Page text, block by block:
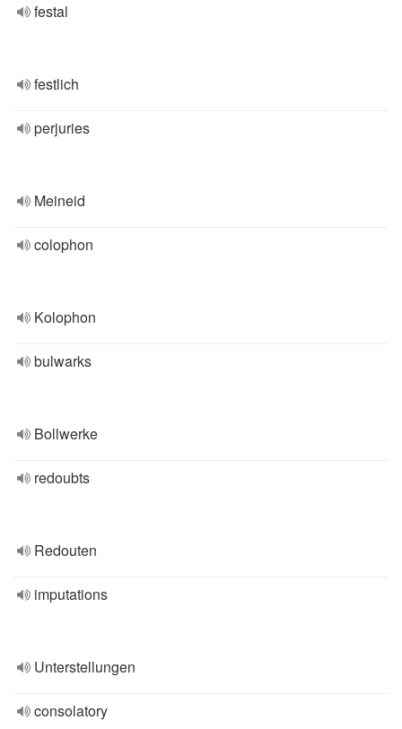
festal
festlich
perjuries
Meineid
colophon
Kolophon
bulwarks
Bollwerke
redoubts
Redouten
imputations
Unterstellungen
consolatory